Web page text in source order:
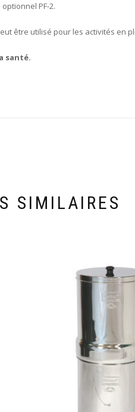
PF-2.
être utilisé pour les activités en
santé.
SIMILAIRES